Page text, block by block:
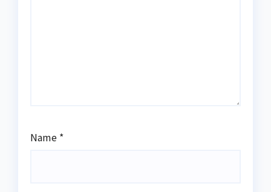
Name *